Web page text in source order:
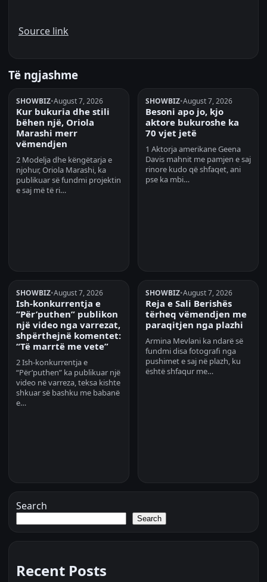
Source link
Të ngjashme
SHOWBIZ•August 7, 2026
Kur bukuria dhe stili
bëhen një, Oriola
Marashi merr
vëmendjen
2 Modelja dhe këngëtarja e
njohur, Oriola Marashi, ka
publikuar së fundmi projektin
e saj më të ri…
SHOWBIZ•August 7, 2026
Besoni apo jo, kjo
aktore bukuroshe ka
70 vjet jetë
1 Aktorja amerikane Geena
Davis mahnit me pamjen e saj
rinore kudo që shfaqet, ani
pse ka mbi…
SHOWBIZ•August 7, 2026
Ish-konkurrentja e
“Për’puthen” publikon
një video nga varrezat,
shpërthejnë komentet:
“Të marrtë me vete”
2 Ish-konkurrentja e
“Për’puthen” ka publikuar një
video në varreza, teksa kishte
shkuar së bashku me babanë
e…
SHOWBIZ•August 7, 2026
Reja e Sali Berishës
tërheq vëmendjen me
paraqitjen nga plazhi
Armina Mevlani ka ndarë së
fundmi disa fotografi nga
pushimet e saj në plazh, ku
është shfaqur me…
Search
Search
Recent Posts